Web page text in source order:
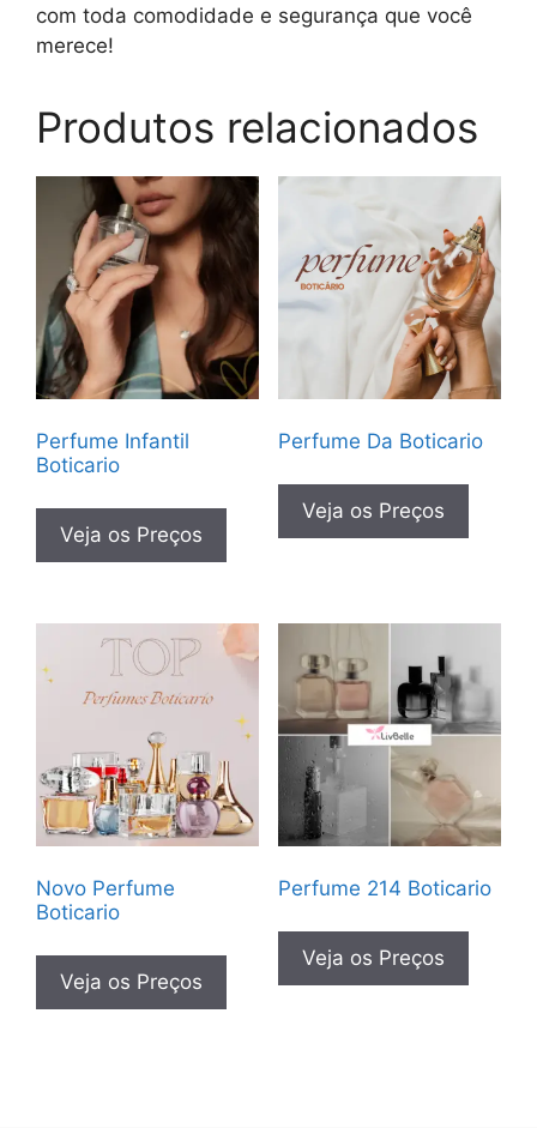
com toda comodidade e segurança que você
merece!
Produtos relacionados
Perfume Infantil
Boticario
Veja os Preços
Perfume Da Boticario
Veja os Preços
Novo Perfume
Boticario
Veja os Preços
Perfume 214 Boticario
Veja os Preços